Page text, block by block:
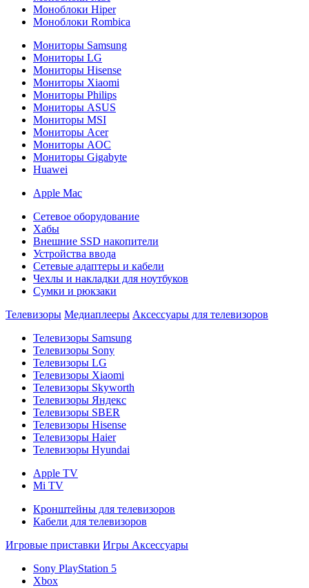
Моноблоки Hiper
Моноблоки Rombica
Мониторы Samsung
Мониторы LG
Мониторы Hisense
Мониторы Xiaomi
Мониторы Philips
Мониторы ASUS
Мониторы MSI
Мониторы Acer
Мониторы AOC
Мониторы Gigabyte
Huawei
Apple Mac
Сетевое оборудование
Хабы
Внешние SSD накопители
Устройства ввода
Сетевые адаптеры и кабели
Чехлы и накладки для ноутбуков
Сумки и рюкзаки
Телевизоры Медиаплееры Аксессуары для телевизоров
Телевизоры Samsung
Телевизоры Sony
Телевизоры LG
Телевизоры Xiaomi
Телевизоры Skyworth
Телевизоры Яндекс
Телевизоры SBER
Телевизоры Hisense
Телевизоры Haier
Телевизоры Hyundai
Apple TV
Mi TV
Кронштейны для телевизоров
Кабели для телевизоров
Игровые приставки Игры Аксессуары
Sony PlayStation 5
Xbox